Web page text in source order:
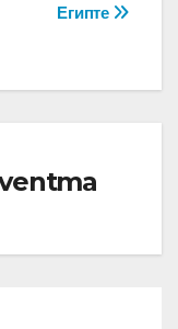
Египте